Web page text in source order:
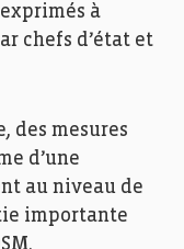
à
chefs d’état et
des mesures
d’une
au niveau de
importante